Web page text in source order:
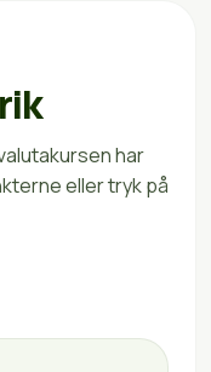
har
eller tryk på